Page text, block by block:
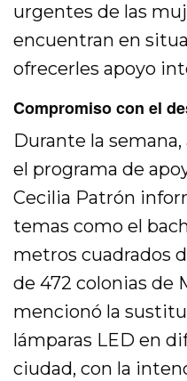
urgentes de las
encuentran en
ofrecerles apoyo
Compromiso con el
Durante la
el programa de
Cecilia Patrón
temas como el
metros cuadrados
de 472 colonias de
mencionó la
lámparas LED en
ciudad, con la